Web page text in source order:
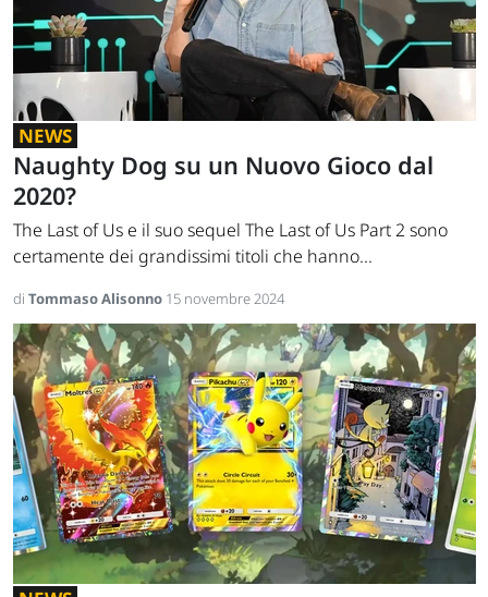
NEWS
Naughty Dog su un Nuovo Gioco dal
2020?
The Last of Us e il suo sequel The Last of Us Part 2 sono
certamente dei grandissimi titoli che hanno...
di Tommaso Alisonno 15 novembre 2024